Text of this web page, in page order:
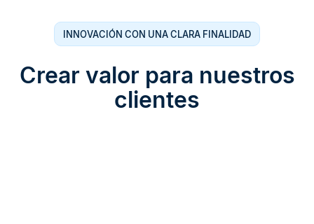
INNOVACIÓN CON UNA CLARA FINALIDAD
Crear valor para nuestros
clientes